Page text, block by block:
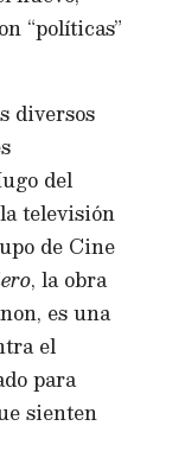
“políticas”
diversos
del
televisión
de Cine
, la obra
es una
el
para
sienten